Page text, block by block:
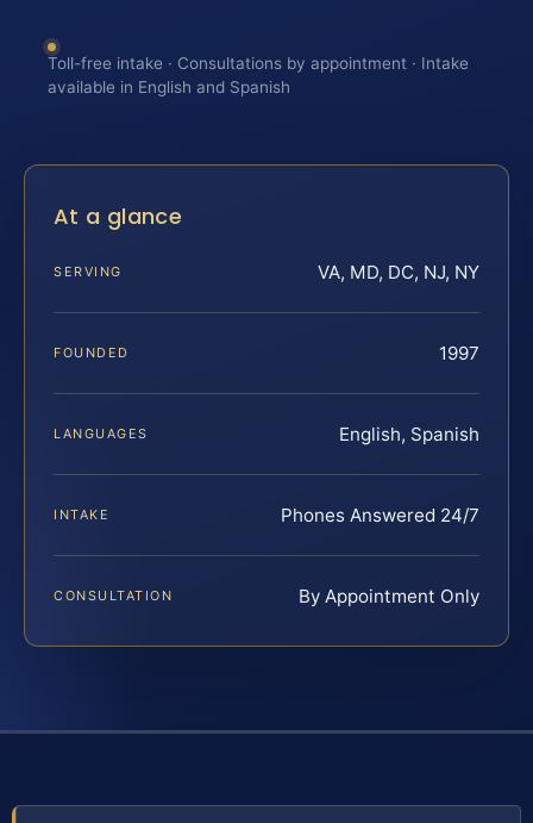
Toll-free intake · Consultations by appointment · Intake
available in English and Spanish
At a glance
SERVING VA, MD, DC, NJ, NY
FOUNDED 1997
LANGUAGES English, Spanish
INTAKE Phones Answered 24/7
CONSULTATION By Appointment Only